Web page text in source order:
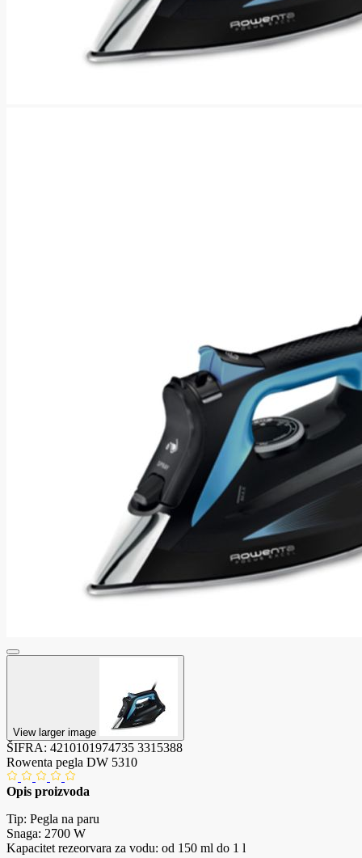
View larger image
ŠIFRA: 4210101974735 3315388
Rowenta pegla DW 5310
Opis proizvoda
Tip: Pegla na paru
Snaga: 2700 W
Kapacitet rezeorvara za vodu: od 150 ml do 1 l